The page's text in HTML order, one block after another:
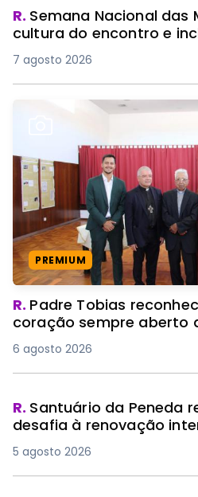
R. Semana Nacional das
cultura do encontro e
7 agosto 2026
PREMIUM
R. Padre Tobias
coração sempre aberto
6 agosto 2026
R. Santuário da Peneda
desafia à renovação
5 agosto 2026